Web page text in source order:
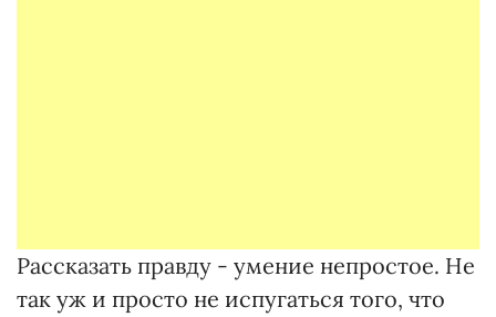
Рассказать правду - умение непростое. Не
так уж и просто не испугаться того, что